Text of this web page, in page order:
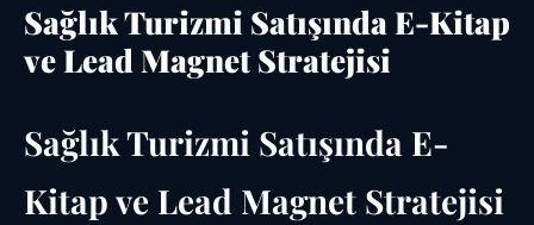
Sağlık Turizmi Satışında E-Kitap
ve Lead Magnet Stratejisi
Sağlık Turizmi Satışında E-
Kitap ve Lead Magnet Stratejisi